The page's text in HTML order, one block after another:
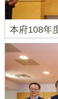
本府108年